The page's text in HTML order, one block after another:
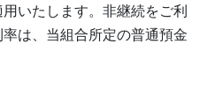
いたします。非継続をご利
は、当組合所定の普通預金